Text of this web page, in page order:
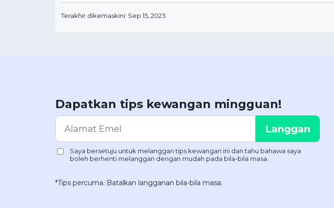
Terakhir dikemaskini: Sep 15, 2023
Dapatkan tips kewangan mingguan!
*Tips percuma. Batalkan langganan bila-bila masa.